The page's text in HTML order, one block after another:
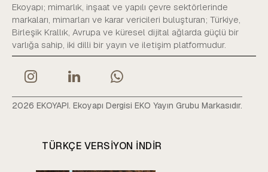
Ekoyapı; mimarlık, inşaat ve yapılı çevre sektörlerinde
markaları, mimarları ve karar vericileri buluşturan; Türkiye,
Birleşik Krallık, Avrupa ve küresel dijital ağlarda güçlü bir
varlığa sahip, iki dilli bir yayın ve iletişim platformudur.
2026 EKOYAPI. Ekoyapı Dergisi EKO Yayın Grubu Markasıdır.
TÜRKÇE VERSIYON INDIR